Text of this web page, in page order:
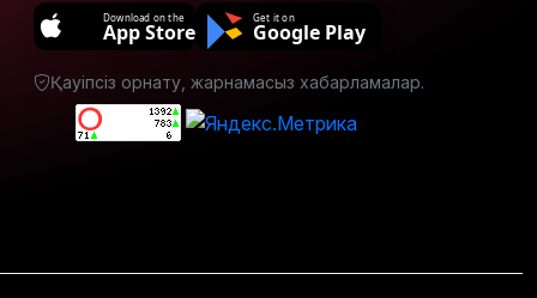
өзгереді
Доллар
құны 470
теңгеден
Download on the
App Store
Get it on
Google Play
Қауіпсіз орнату, жарнамасыз хабарламалар.